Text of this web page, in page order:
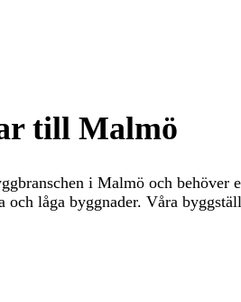
till Malmö
i Malmö och
låga byggnader. Våra